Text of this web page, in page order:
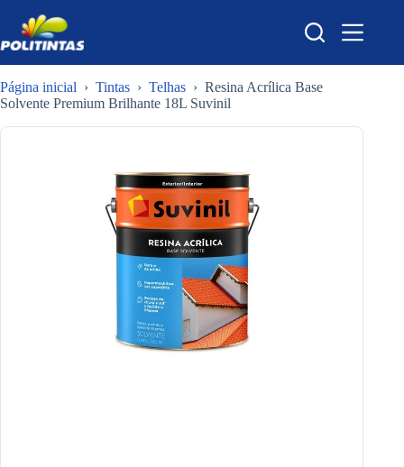
para
o
conteúdo
Página inicial › Tintas › Telhas › Resina Acrílica Base
Solvente Premium Brilhante 18L Suvinil